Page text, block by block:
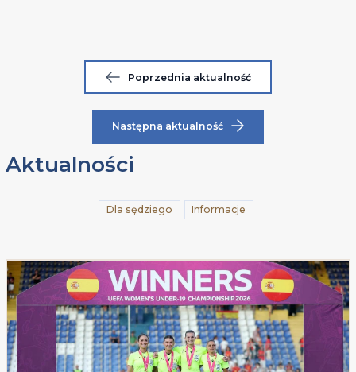
Poprzednia aktualność
Następna aktualność
Aktualności
Dla sędziego Informacje